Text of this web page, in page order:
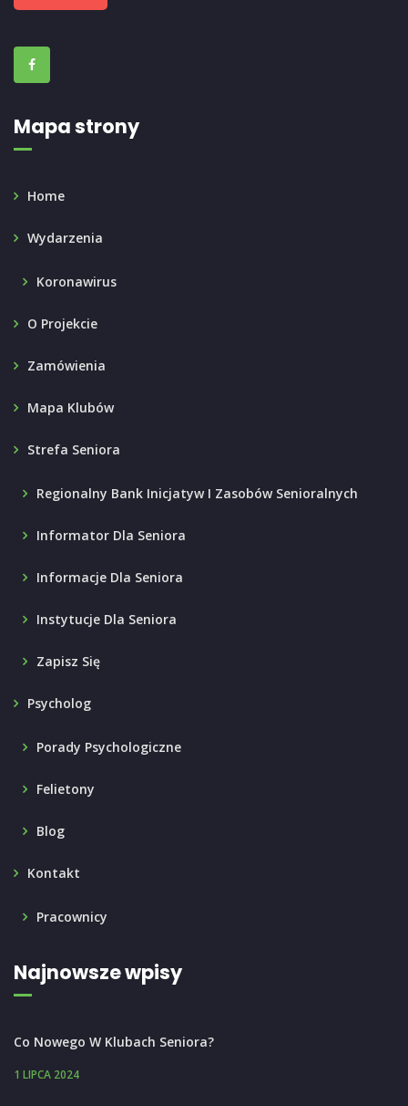
Mapa strony
Home
Wydarzenia
Koronawirus
O Projekcie
Zamówienia
Mapa Klubów
Strefa Seniora
Regionalny Bank Inicjatyw I Zasobów Senioralnych
Informator Dla Seniora
Informacje Dla Seniora
Instytucje Dla Seniora
Zapisz Się
Psycholog
Porady Psychologiczne
Felietony
Blog
Kontakt
Pracownicy
Najnowsze wpisy
Co Nowego W Klubach Seniora?
1 LIPCA 2024